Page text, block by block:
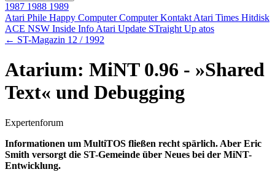
1987 1988 1989
Atari Phile Happy ComputerComputer Kontakt Atari Times Hitdisk
ACE NSW Inside Info Atari Update STraight Up atos
← ST-Magazin 12 / 1992
Atarium: MiNT 0.96 - »Shared
Text« und Debugging
Expertenforum
Informationen um MultiTOS fließen recht spärlich. Aber Eric
Smith versorgt die ST-Gemeinde über Neues bei der MiNT-
Entwicklung.